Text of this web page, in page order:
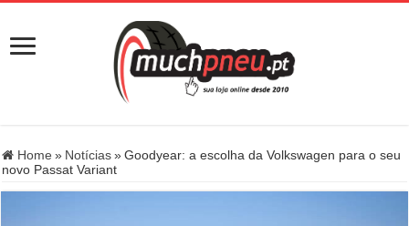
Home » Notícias » Goodyear: a escolha da Volkswagen para o seu
novo Passat Variant